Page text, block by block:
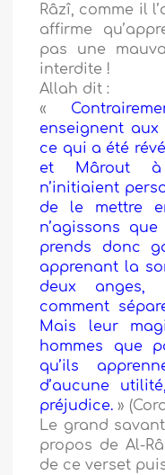
Râzî, comme il
affirme
pas une
interdite !
Allah dit :
«
enseignent
ce qui a été
et Mârout à
n’initiaient
de le mettre
n’agissons
prends donc
apprenant la
deux anges,
comment
Mais leur
hommes que
qu’ils
d’aucune
préjudice.»
Le grand
propos de Al-
de ce verset